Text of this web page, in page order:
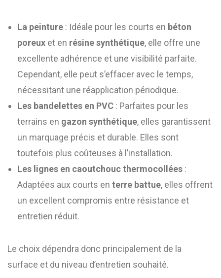
La peinture : Idéale pour les courts en béton
poreux et en résine synthétique, elle offre une
excellente adhérence et une visibilité parfaite.
Cependant, elle peut s’effacer avec le temps,
nécessitant une réapplication périodique.
Les bandelettes en PVC : Parfaites pour les
terrains en gazon synthétique, elles garantissent
un marquage précis et durable. Elles sont
toutefois plus coûteuses à l’installation.
Les lignes en caoutchouc thermocollées :
Adaptées aux courts en terre battue, elles offrent
un excellent compromis entre résistance et
entretien réduit.
Le choix dépendra donc principalement de la
surface et du niveau d’entretien souhaité.